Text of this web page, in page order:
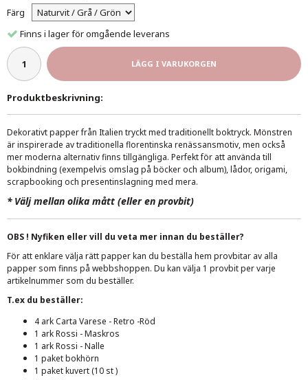
Färg
Finns i lager för omgående leverans
LÄGG I VARUKORGEN
Produktbeskrivning:
Dekorativt papper från Italien tryckt med traditionellt boktryck. Mönstren
är inspirerade av traditionella florentinska renässansmotiv, men också
mer moderna alternativ finns tillgängliga. Perfekt för att använda till
bokbindning (exempelvis omslag på böcker och album), lådor, origami,
scrapbooking och presentinslagning med mera.
* Välj mellan olika mått (eller en provbit)
OBS ! Nyfiken eller vill du veta mer innan du beställer?
För att enklare välja rätt papper kan du beställa hem provbitar av alla
papper som finns på webbshoppen. Du kan välja 1 provbit per varje
artikelnummer som du beställer.
T.ex du beställer:
4 ark Carta Varese - Retro -Röd
1 ark Rossi - Maskros
1 ark Rossi - Nalle
1 paket bokhörn
1 paket kuvert (10 st )